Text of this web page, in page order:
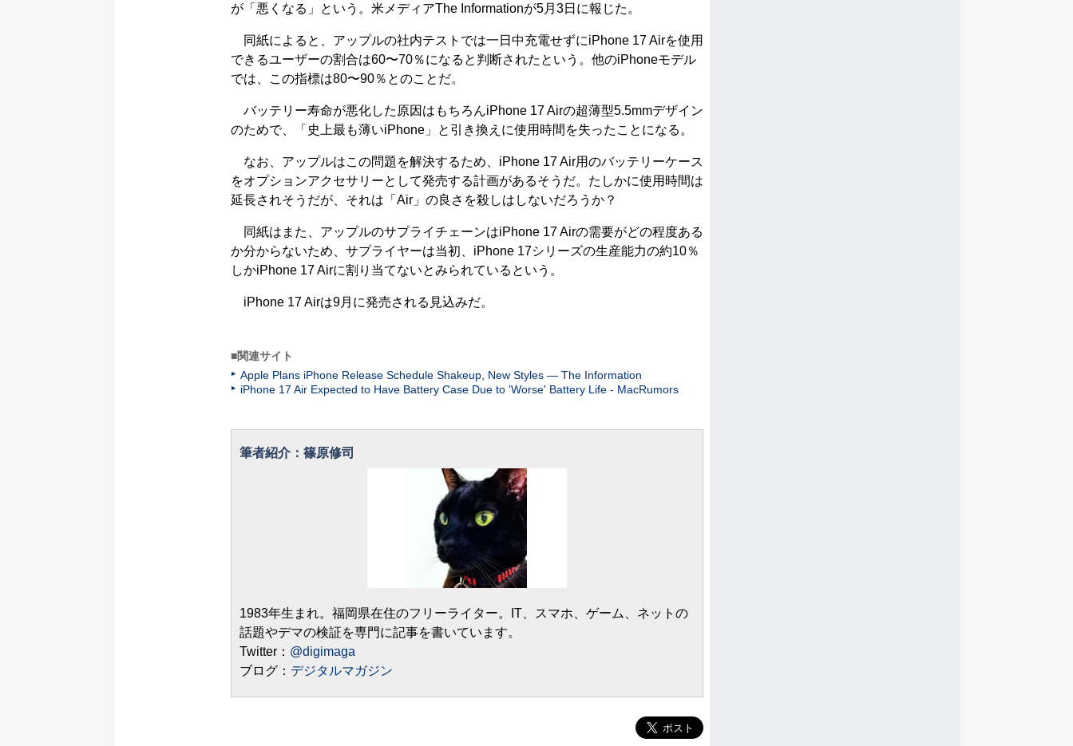
が「悪くなる」という。米メディアThe Informationが5月3日に報じた。
同紙によると、アップルの社内テストでは一日中充電せずにiPhone 17 Airを使用
できるユーザーの割合は60〜70％になると判断されたという。他のiPhoneモデル
では、この指標は80〜90％とのことだ。
バッテリー寿命が悪化した原因はもちろんiPhone 17 Airの超薄型5.5mmデザイン
のためで、「史上最も薄いiPhone」と引き換えに使用時間を失ったことになる。
なお、アップルはこの問題を解決するため、iPhone 17 Air用のバッテリーケース
をオプションアクセサリーとして発売する計画があるそうだ。たしかに使用時間は
延長されそうだが、それは「Air」の良さを殺しはしないだろうか？
同紙はまた、アップルのサプライチェーンはiPhone 17 Airの需要がどの程度ある
か分からないため、サプライヤーは当初、iPhone 17シリーズの生産能力の約10％
しかiPhone 17 Airに割り当てないとみられているという。
iPhone 17 Airは9月に発売される見込みだ。
■関連サイト
Apple Plans iPhone Release Schedule Shakeup, New Styles — The Information
iPhone 17 Air Expected to Have Battery Case Due to 'Worse' Battery Life - MacRumors
筆者紹介：篠原修司
1983年生まれ。福岡県在住のフリーライター。IT、スマホ、ゲーム、ネットの
話題やデマの検証を専門に記事を書いています。
Twitter： @digimaga
ブログ： デジタルマガジン